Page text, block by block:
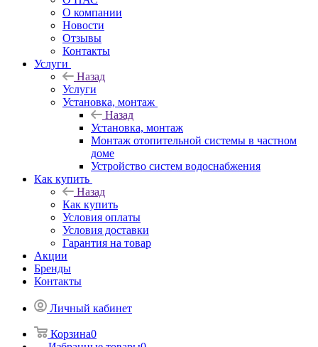
О компании
Новости
Отзывы
Контакты
Услуги
Назад
Услуги
Установка, монтаж
Назад
Установка, монтаж
Монтаж отопительной системы в частном
доме
Устройство систем водоснабжения
Как купить
Назад
Как купить
Условия оплаты
Условия доставки
Гарантия на товар
Акции
Бренды
Контакты
Личный кабинет
Корзина0